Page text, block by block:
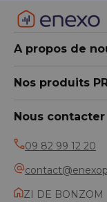
A propos de
Nos produits
Nous contacter
09 82 99 12 20
ZI DE BONZOM